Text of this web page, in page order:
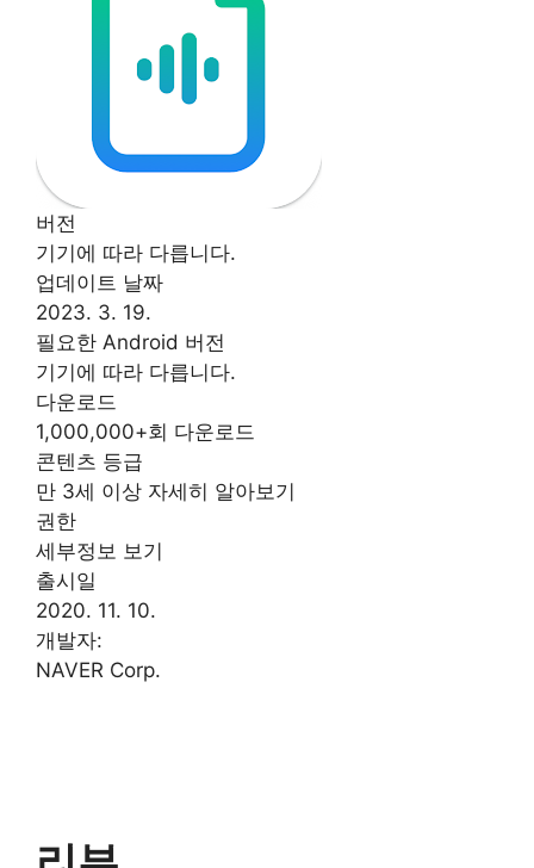
버전
기기에 따라 다릅니다.
업데이트 날짜
2023. 3. 19.
필요한 Android 버전
기기에 따라 다릅니다.
다운로드
1,000,000+회 다운로드
콘텐츠 등급
만 3세 이상 자세히 알아보기
권한
세부정보 보기
출시일
2020. 11. 10.
개발자:
NAVER Corp.